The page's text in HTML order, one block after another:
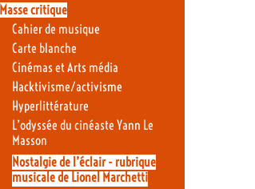
Masse critique
Cahier de musique
Carte blanche
Cinémas et Arts média
Hacktivisme/activisme
Hyperlittérature
L’odyssée du cinéaste Yann Le
Masson
Nostalgie de l’éclair - rubrique
musicale de Lionel Marchetti